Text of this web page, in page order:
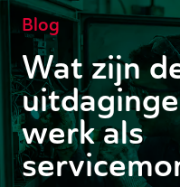
Blog
Wat zijn
werk als